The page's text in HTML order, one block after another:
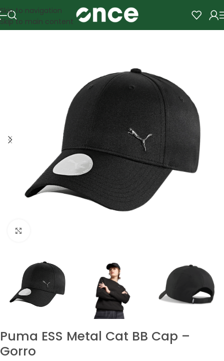
Skip to navigation
Skip to main content
Puma ESS Metal Cat BB Cap –
Gorro